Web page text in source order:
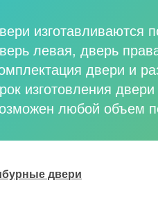
изготавливаются
левая, дверь
двери и
изготовления
любой объем
двери